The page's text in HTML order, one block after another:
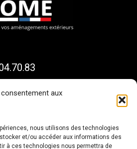
consentement aux
nous utilisons des technologies
et/ou accéder aux informations des
à ces technologies nous permettra de
KENNEDY